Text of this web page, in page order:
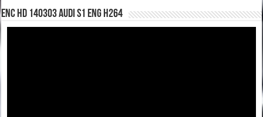
enc hd 140303 Audi S1 ENG H264